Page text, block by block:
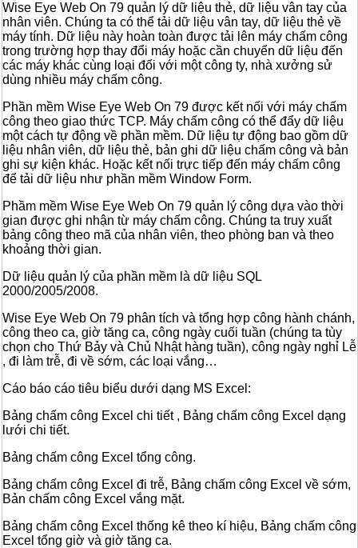
Wise Eye Web On 79 quản lý dữ liệu thẻ, dữ liệu vân tay của
nhân viên. Chúng ta có thể tải dữ liệu vân tay, dữ liệu thẻ về
máy tính. Dữ liệu này hoàn toàn được tải lên máy chấm công
trong trường hợp thay đổi máy hoặc cần chuyển dữ liệu đến
các máy khác cùng loại đối với một công ty, nhà xưởng sử
dùng nhiều máy chấm công.
Phần mềm Wise Eye Web On 79 được kết nối với máy chấm
công theo giao thức TCP. Máy chấm công có thể đẩy dữ liệu
một cách tự động về phần mềm. Dữ liệu tự động bao gồm dữ
liệu nhân viên, dữ liệu thẻ, bản ghi dữ liệu chấm công và bản
ghi sự kiện khác. Hoặc kết nối trực tiếp đến máy chấm công
để tải dữ liệu như phần mềm Window Form.
Phầm mềm Wise Eye Web On 79 quản lý công dựa vào thời
gian được ghi nhận từ máy chấm công. Chúng ta truy xuất
bảng công theo mã của nhân viên, theo phòng ban và theo
khoảng thời gian.
Dữ liệu quản lý của phần mềm là dữ liệu SQL
2000/2005/2008.
Wise Eye Web On 79 phân tích và tổng hợp công hành chánh,
công theo ca, giờ tăng ca, công ngày cuối tuần (chúng ta tùy
chọn cho Thứ Bảy và Chủ Nhật hàng tuần), công ngày nghỉ Lễ
, đi làm trễ, đi về sớm, các loại vắng…
Cáo báo cáo tiêu biểu dưới dạng MS Excel:
Bảng chấm công Excel chi tiết , Bảng chấm công Excel dạng
lưới chi tiết.
Bảng chấm công Excel tổng công.
Bảng chấm công Excel đi trễ, Bảng chấm công Excel về sớm,
Bản chấm công Excel vắng mặt.
Bảng chấm công Excel thống kê theo kí hiệu, Bảng chấm công
Excel tổng giờ và giờ tăng ca.